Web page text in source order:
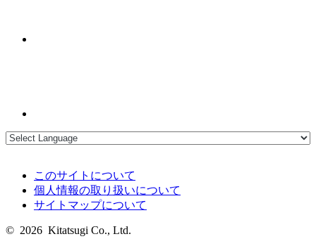
このサイトについて
個人情報の取り扱いについて
サイトマップについて
© 2026 Kitatsugi Co., Ltd.